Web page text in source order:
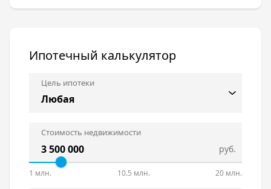
Ипотечный калькулятор
Цель ипотеки
Стоимость недвижимости
руб.
1 млн. 10.5 млн. 20 млн.